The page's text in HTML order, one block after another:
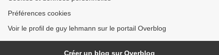
Préférences cookies
Voir le profil de guy lehmann sur le portail Overblog
Créer un blog sur Overblog